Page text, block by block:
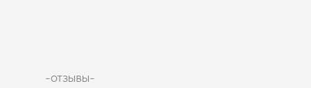
-отзывы-